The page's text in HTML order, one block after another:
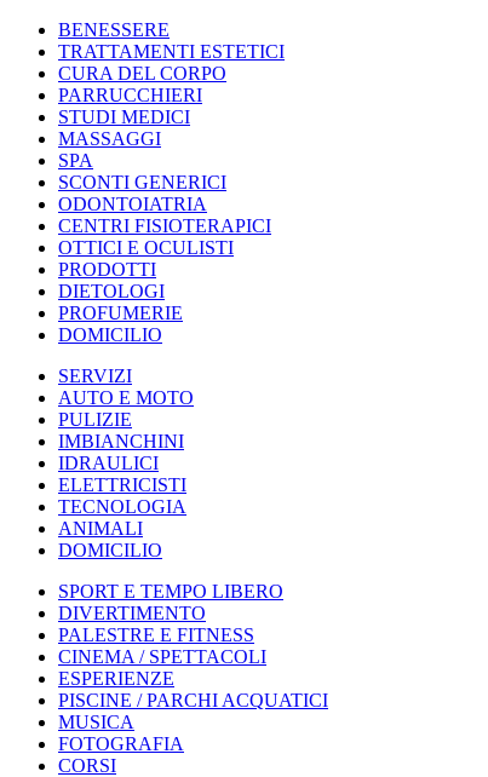
BENESSERE
TRATTAMENTI ESTETICI
CURA DEL CORPO
PARRUCCHIERI
STUDI MEDICI
MASSAGGI
SPA
SCONTI GENERICI
ODONTOIATRIA
CENTRI FISIOTERAPICI
OTTICI E OCULISTI
PRODOTTI
DIETOLOGI
PROFUMERIE
DOMICILIO
SERVIZI
AUTO E MOTO
PULIZIE
IMBIANCHINI
IDRAULICI
ELETTRICISTI
TECNOLOGIA
ANIMALI
DOMICILIO
SPORT E TEMPO LIBERO
DIVERTIMENTO
PALESTRE E FITNESS
CINEMA / SPETTACOLI
ESPERIENZE
PISCINE / PARCHI ACQUATICI
MUSICA
FOTOGRAFIA
CORSI